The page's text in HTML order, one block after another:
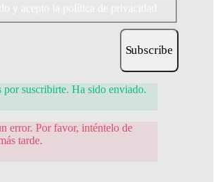
Subscribe
por suscribirte. Ha sido enviado.
error. Por favor, inténtelo de
tarde.